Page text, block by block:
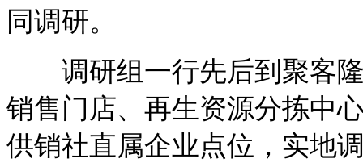
同调研。
调研组一行先后到聚客隆
销售门店、再生资源分拣中
供销社直属企业点位，实地